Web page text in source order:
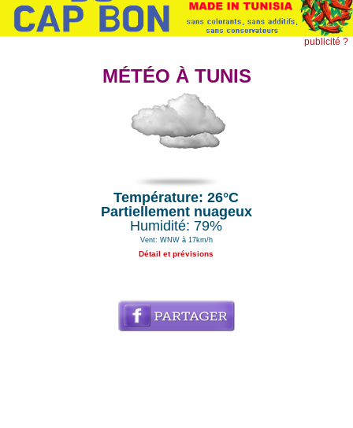
publicité ?
MÉTÉO À TUNIS
Température: 26°C
Partiellement nuageux
Humidité: 79%
Vent: WNW à 17km/h
Détail et prévisions